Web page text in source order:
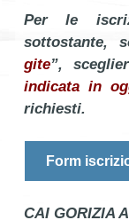
Per le
sottostante,
gite”,
indicata in
richiesti.
Form
CAI GORIZIA